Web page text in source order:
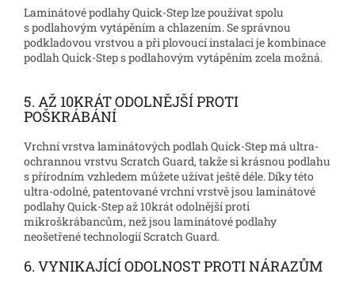
Laminátové podlahy Quick-Step lze používat spolu
s podlahovým vytápěním a chlazením. Se správnou
podkladovou vrstvou a při plovoucí instalaci je kombinace
podlah Quick-Step s podlahovým vytápěním zcela možná.
5. AŽ 10KRÁT ODOLNĚJŠÍ PROTI
POŠKRÁBÁNÍ
Vrchní vrstva laminátových podlah Quick-Step má ultra-
ochrannou vrstvu Scratch Guard, takže si krásnou podlahu
s přírodním vzhledem můžete užívat ještě déle. Díky této
ultra-odolné, patentované vrchní vrstvě jsou laminátové
podlahy Quick-Step až 10krát odolnější proti
mikroškrábancům, než jsou laminátové podlahy
neošetřené technologií Scratch Guard.
6. VYNIKAJÍCÍ ODOLNOST PROTI NÁRAZŮM